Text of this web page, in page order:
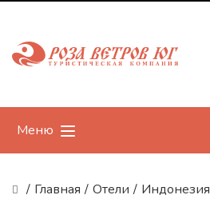
Меню
/ Главная / Отели / Индонезия